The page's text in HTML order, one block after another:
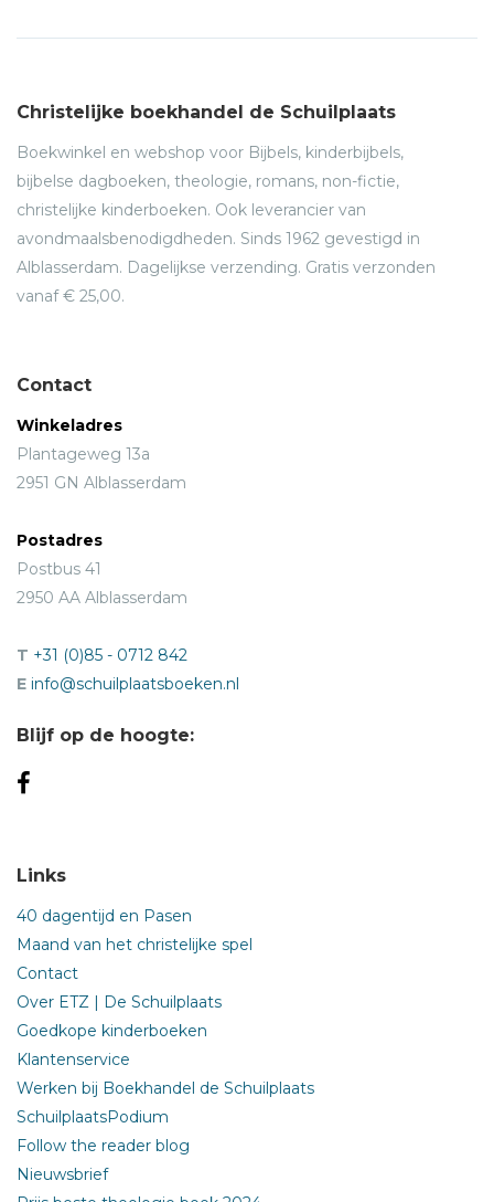
Christelijke boekhandel de Schuilplaats
Boekwinkel en webshop voor Bijbels, kinderbijbels,
bijbelse dagboeken, theologie, romans, non-fictie,
christelijke kinderboeken. Ook leverancier van
avondmaalsbenodigdheden. Sinds 1962 gevestigd in
Alblasserdam. Dagelijkse verzending. Gratis verzonden
vanaf € 25,00.
Contact
Winkeladres
Plantageweg 13a
2951 GN Alblasserdam
Postadres
Postbus 41
2950 AA Alblasserdam
T +31 (0)85 - 0712 842
E info@schuilplaatsboeken.nl
Blijf op de hoogte:
Links
40 dagentijd en Pasen
Maand van het christelijke spel
Contact
Over ETZ | De Schuilplaats
Goedkope kinderboeken
Klantenservice
Werken bij Boekhandel de Schuilplaats
SchuilplaatsPodium
Follow the reader blog
Nieuwsbrief